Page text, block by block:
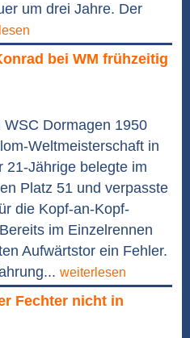
um drei Jahre. Der
bei WM frühzeitig
Dormagen 1950
Weltmeisterschaft in
21-Jährige belegte im
Platz 51 und verpasste
die Kopf-an-Kopf-
im Einzelrennen
Aufwärtstor ein Fehler.
weiterlesen
Fechter nicht in